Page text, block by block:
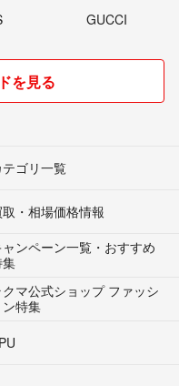
GUCCI
を見る
テゴリ一覧
取・相場価格情報
ャンペーン一覧・おすすめ
クマ公式ショップ ファッシ
ン特集